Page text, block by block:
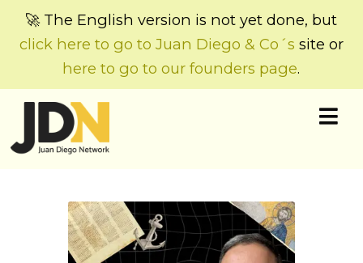
🚀 The English version is not yet done, but
click here to go to Juan Diego & Co´s site or
here to go to our founders page.